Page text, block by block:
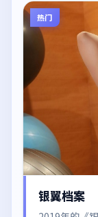
热门
银翼档案